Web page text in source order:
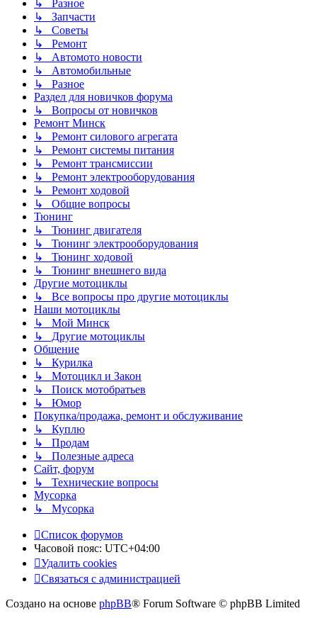
↳ Разное
↳ Запчасти
↳ Советы
↳ Ремонт
↳ Автомото новости
↳ Автомобильные
↳ Разное
Раздел для новичков форума
↳ Вопросы от новичков
Ремонт Минск
↳ Ремонт силового агрегата
↳ Ремонт системы питания
↳ Ремонт трансмиссии
↳ Ремонт электрооборудования
↳ Ремонт ходовой
↳ Общие вопросы
Тюнинг
↳ Тюнинг двигателя
↳ Тюнинг электрооборудования
↳ Тюнинг ходовой
↳ Тюнинг внешнего вида
Другие мотоциклы
↳ Все вопросы про другие мотоциклы
Наши мотоциклы
↳ Мой Минск
↳ Другие мотоциклы
Общение
↳ Курилка
↳ Мотоцикл и Закон
↳ Поиск мотобратьев
↳ Юмор
Покупка/продажа, ремонт и обслуживание
↳ Куплю
↳ Продам
↳ Полезные адреса
Сайт, форум
↳ Технические вопросы
Мусорка
↳ Мусорка
Список форумов
Часовой пояс: UTC+04:00
Удалить cookies
Связаться с администрацией
Создано на основе phpBB® Forum Software © phpBB Limited